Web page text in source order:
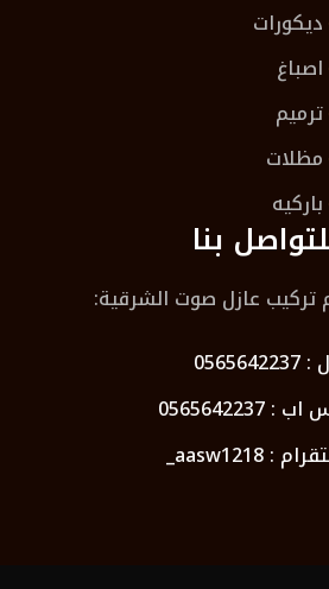
ديكورات
اصباغ
ترميم
مظلات
باركيه
بنا
تركيب عازل صوت الشرقية:
:
0565642237
اب :0565642237
:
aasw1218_